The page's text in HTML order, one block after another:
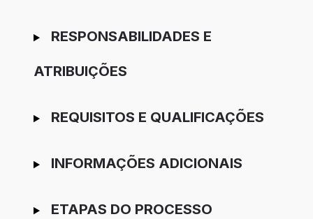
RESPONSABILIDADES E
ATRIBUIÇÕES
REQUISITOS E QUALIFICAÇÕES
INFORMAÇÕES ADICIONAIS
ETAPAS DO PROCESSO